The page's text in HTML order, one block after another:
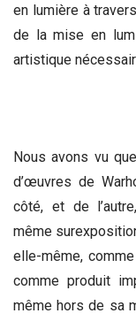
en lumière à
de la mise en
artistique
Nous avons vu
d’œuvres de
côté, et de
même
elle-même,
comme produit
même hors de sa